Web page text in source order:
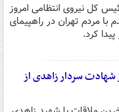
کل نیروی انتظامی امروز
قدم با مردم تهران در راهپیمای
کرد.
از شهادت سردار زاهدی از